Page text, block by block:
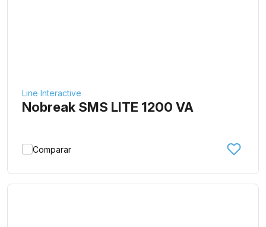
Line Interactive
Nobreak SMS LITE 1200 VA
Comparar